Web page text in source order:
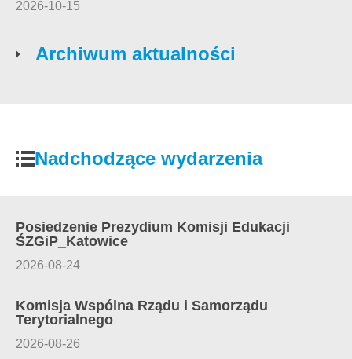
2026-10-15
Archiwum aktualności
Nadchodzące wydarzenia
Posiedzenie Prezydium Komisji Edukacji
ŚZGiP_Katowice
2026-08-24
Komisja Wspólna Rządu i Samorządu
Terytorialnego
2026-08-26